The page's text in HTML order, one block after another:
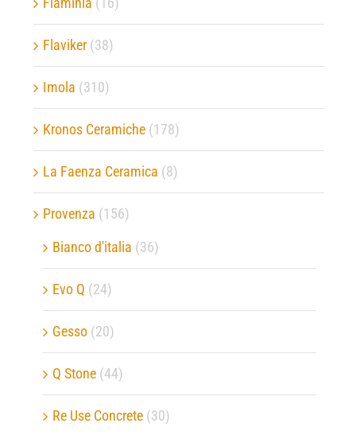
Flaviker (38)
Imola (310)
Kronos Ceramiche (178)
La Faenza Ceramica (8)
Provenza (156)
Bianco d'italia (36)
Evo Q (24)
Gesso (20)
Q Stone (44)
Re Use Concrete (30)